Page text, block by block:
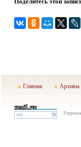
Главная Архивы